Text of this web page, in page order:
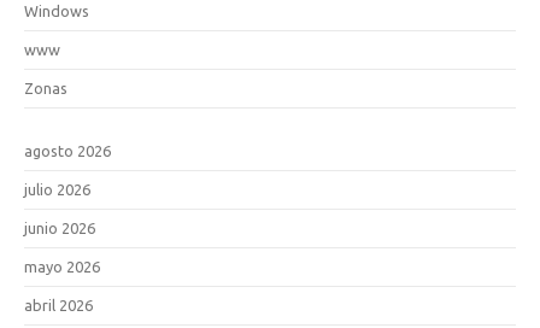
Windows
www
Zonas
agosto 2026
julio 2026
junio 2026
mayo 2026
abril 2026